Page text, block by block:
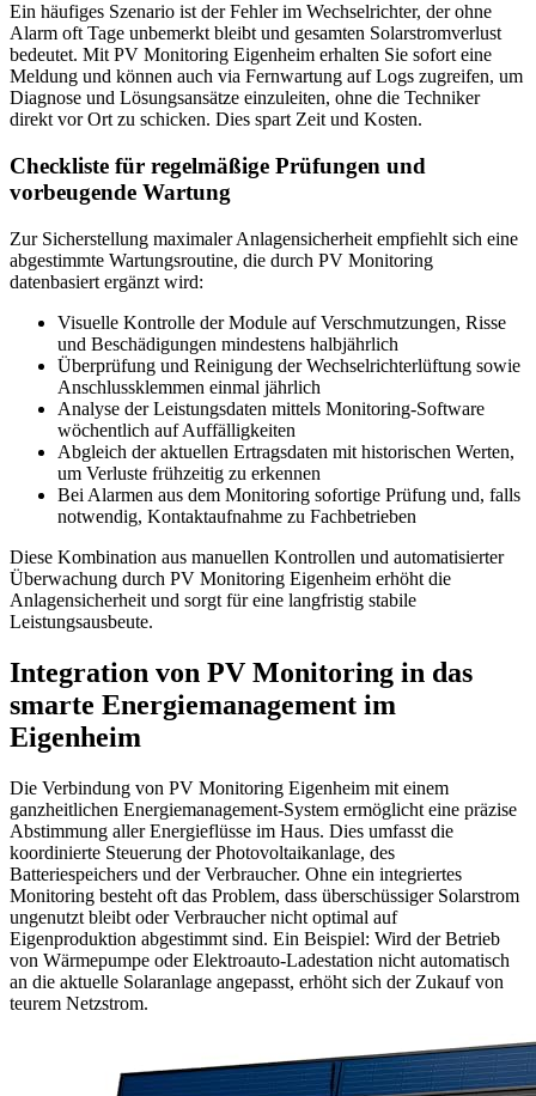
Ein häufiges Szenario ist der Fehler im Wechselrichter, der ohne
Alarm oft Tage unbemerkt bleibt und gesamten Solarstromverlust
bedeutet. Mit PV Monitoring Eigenheim erhalten Sie sofort eine
Meldung und können auch via Fernwartung auf Logs zugreifen, um
Diagnose und Lösungsansätze einzuleiten, ohne die Techniker
direkt vor Ort zu schicken. Dies spart Zeit und Kosten.
Checkliste für regelmäßige Prüfungen und
vorbeugende Wartung
Zur Sicherstellung maximaler Anlagensicherheit empfiehlt sich eine
abgestimmte Wartungsroutine, die durch PV Monitoring
datenbasiert ergänzt wird:
Visuelle Kontrolle der Module auf Verschmutzungen, Risse
und Beschädigungen mindestens halbjährlich
Überprüfung und Reinigung der Wechselrichterlüftung sowie
Anschlussklemmen einmal jährlich
Analyse der Leistungsdaten mittels Monitoring-Software
wöchentlich auf Auffälligkeiten
Abgleich der aktuellen Ertragsdaten mit historischen Werten,
um Verluste frühzeitig zu erkennen
Bei Alarmen aus dem Monitoring sofortige Prüfung und, falls
notwendig, Kontaktaufnahme zu Fachbetrieben
Diese Kombination aus manuellen Kontrollen und automatisierter
Überwachung durch PV Monitoring Eigenheim erhöht die
Anlagensicherheit und sorgt für eine langfristig stabile
Leistungsausbeute.
Integration von PV Monitoring in das
smarte Energiemanagement im
Eigenheim
Die Verbindung von PV Monitoring Eigenheim mit einem
ganzheitlichen Energiemanagement-System ermöglicht eine präzise
Abstimmung aller Energieflüsse im Haus. Dies umfasst die
koordinierte Steuerung der Photovoltaikanlage, des
Batteriespeichers und der Verbraucher. Ohne ein integriertes
Monitoring besteht oft das Problem, dass überschüssiger Solarstrom
ungenutzt bleibt oder Verbraucher nicht optimal auf
Eigenproduktion abgestimmt sind. Ein Beispiel: Wird der Betrieb
von Wärmepumpe oder Elektroauto-Ladestation nicht automatisch
an die aktuelle Solaranlage angepasst, erhöht sich der Zukauf von
teurem Netzstrom.